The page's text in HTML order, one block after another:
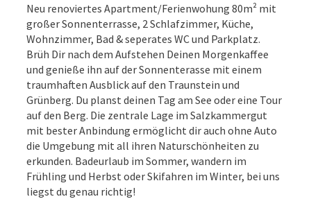
Neu renoviertes Apartment/Ferienwohung 80m² mit
großer Sonnenterrasse, 2 Schlafzimmer, Küche,
Wohnzimmer, Bad & seperates WC und Parkplatz.
Brüh Dir nach dem Aufstehen Deinen Morgenkaffee
und genieße ihn auf der Sonnenterasse mit einem
traumhaften Ausblick auf den Traunstein und
Grünberg. Du planst deinen Tag am See oder eine Tour
auf den Berg. Die zentrale Lage im Salzkammergut
mit bester Anbindung ermöglicht dir auch ohne Auto
die Umgebung mit all ihren Naturschönheiten zu
erkunden. Badeurlaub im Sommer, wandern im
Frühling und Herbst oder Skifahren im Winter, bei uns
liegst du genau richtig!